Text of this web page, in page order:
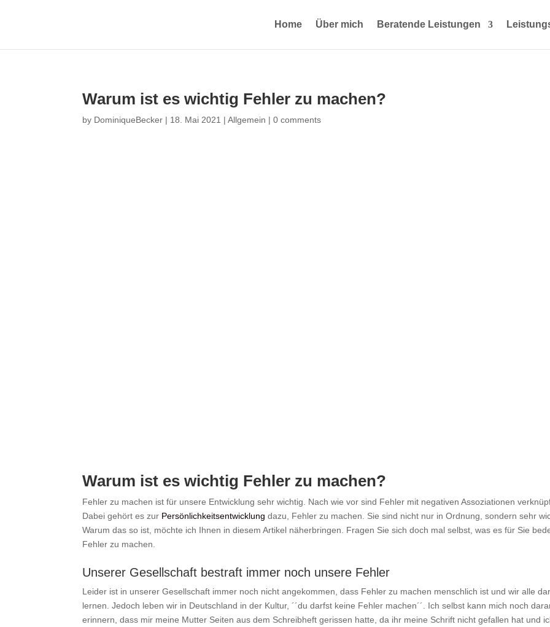
Home Über mich Beratende Leistungen
Warum ist es wichtig Fehler zu machen?
by DominiqueBecker | 18. Mai 2021 |Allgemein |0 comments
Warum ist es wichtig Fehler zu machen?
Fehler zu machen ist für unsere Entwicklung sehr wichtig. Nach wie vor sind Fehler mit negativen Assoziationen
Dabei gehört es zur Persönlichkeitsentwicklung dazu, Fehler zu machen. Sie sind nicht nur in Ordnung,sondern sehr
Warum das so ist, möchte ich Ihnen in diesem Artikel näherbringen. Fragen Sie sich doch mal selbst, was es für Sie
Fehler zu machen.
Unserer Gesellschaft bestraft immer noch unsere Fehler
Leider ist in unserer Gesellschaft immer noch nicht angekommen, dass Fehler zu machen menschlich ist und wir alle
lernen. Jedoch leben wir in Deutschland in der Kultur, ´´du darfst keine Fehler machen´´. Ich selbst kann mich noch
erinnern, dass mir meine Mutter Seiten aus dem Schreibheft gerissen hatte, da ihr meine Schrift nicht gefallen hat und